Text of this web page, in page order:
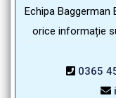
Echipa Baggerman
orice informație
0365